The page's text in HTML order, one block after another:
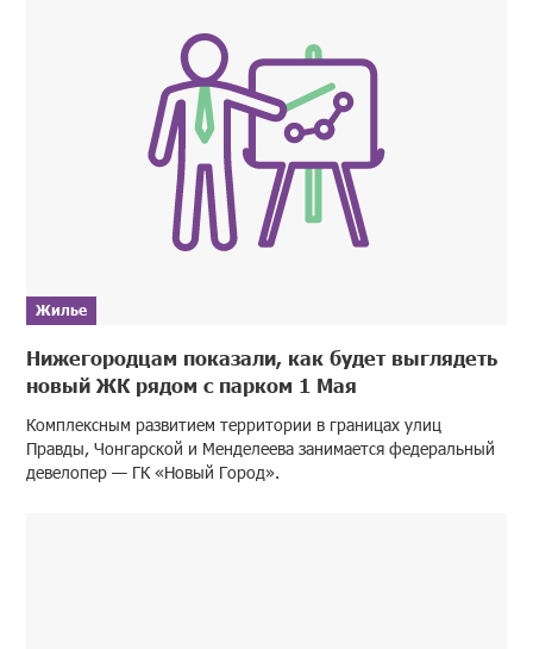
Жилье
Нижегородцам показали, как будет выглядеть
новый ЖК рядом с парком 1 Мая
Комплексным развитием территории в границах улиц
Правды, Чонгарской и Менделеева занимается федеральный
девелопер — ГК «Новый Город».